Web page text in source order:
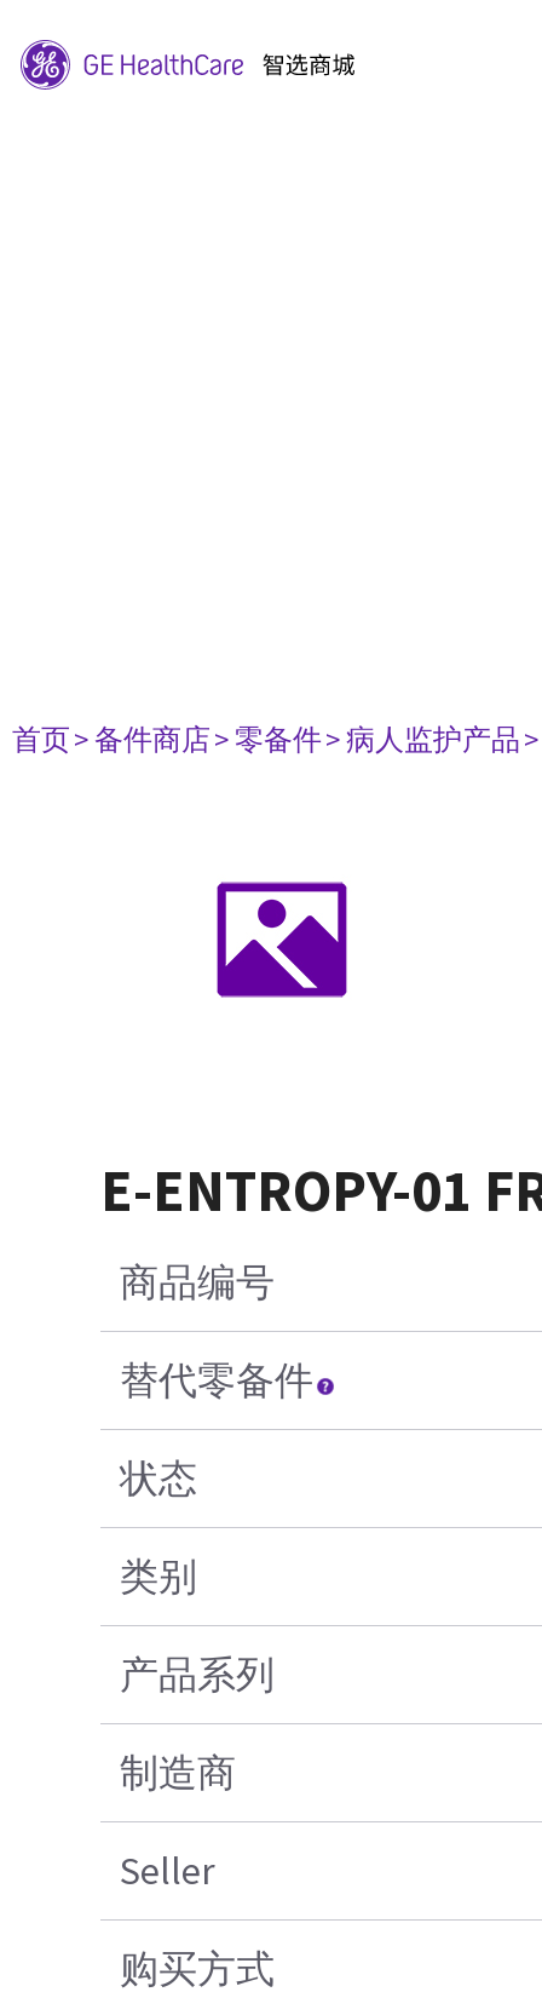
首页> 备件商店> 零备件> 病人监护产品
E-ENTROPY-01
商品编号
替代零备件
状态
类别
产品系列
制造商
Seller
购买方式